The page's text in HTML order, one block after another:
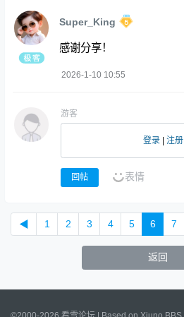
Super_King
感谢分享！
2026-1-10 10:55
游客
登录 注册
回帖 表情
◀ 1 2 3 4 5 6 7
返回